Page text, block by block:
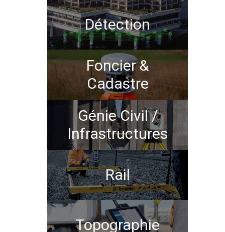
Détection
Foncier &
Cadastre
Génie Civil /
Infrastructures
Rail
Topographie